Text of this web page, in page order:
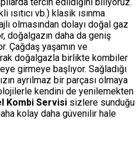
ısıtıcı vb.) klasik ısınma
olmasından dolayı doğal gaz
doğalgazın daha da geniş
Çağdaş yaşamın ve
doğalgazla birlikte kombiler
girmeye başlıyor. Sağladığı
ayrılmaz bir parçası olmaya
kendini de yenilemekten
Kombi Servisi sizlere sunduğu
kolay daha güvenilir hale